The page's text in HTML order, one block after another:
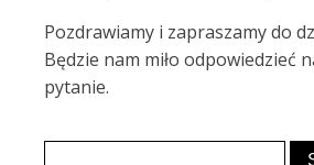
Pozdrawiamy i zapraszamy do
Będzie nam miło odpowiedzieć
pytanie.